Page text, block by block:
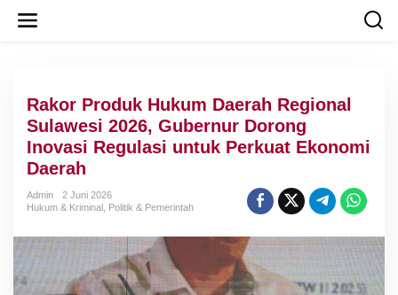
Rakor Produk Hukum Daerah Regional
Sulawesi 2026, Gubernur Dorong
Inovasi Regulasi untuk Perkuat Ekonomi
Daerah
Admin
2 Juni 2026
Hukum & Kriminal Politik & Pemerintah